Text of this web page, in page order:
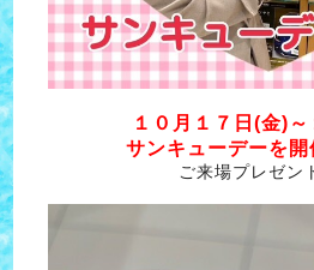
１０月１７日(金)
サンキューデーを開
ご来場プレゼン